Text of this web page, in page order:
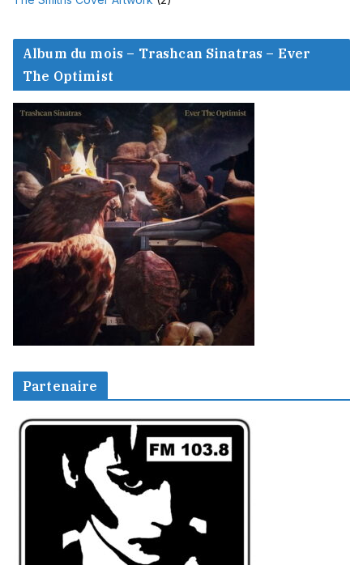
Album du mois – Trashcan Sinatras – Ever
The Optimist
Partenaire